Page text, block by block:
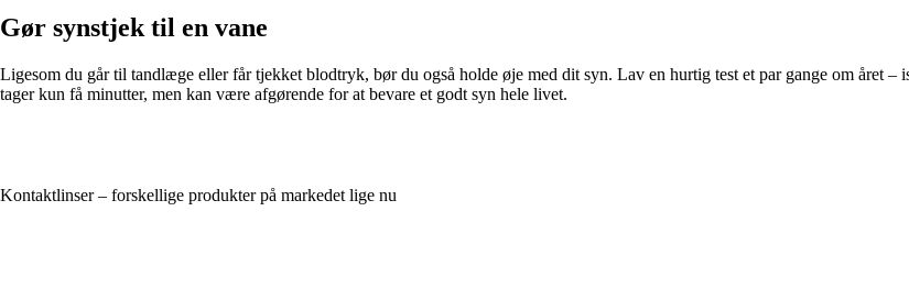
Gør synstjek til en vane
Ligesom du går til tandlæge eller får tjekket blodtryk, bør du også holde øje med dit syn. Lav en hurtig test et par gange om året
tager kun få minutter, men kan være afgørende for at bevare et godt syn hele livet.
Kontaktlinser – forskellige produkter på markedet lige nu